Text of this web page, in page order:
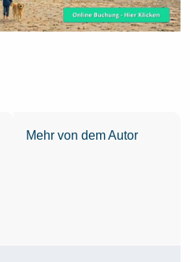
Mehr von dem Autor